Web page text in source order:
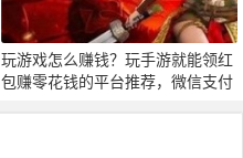
玩游戏怎么赚钱？玩手游就能领红
包赚零花钱的平台推荐，微信支付